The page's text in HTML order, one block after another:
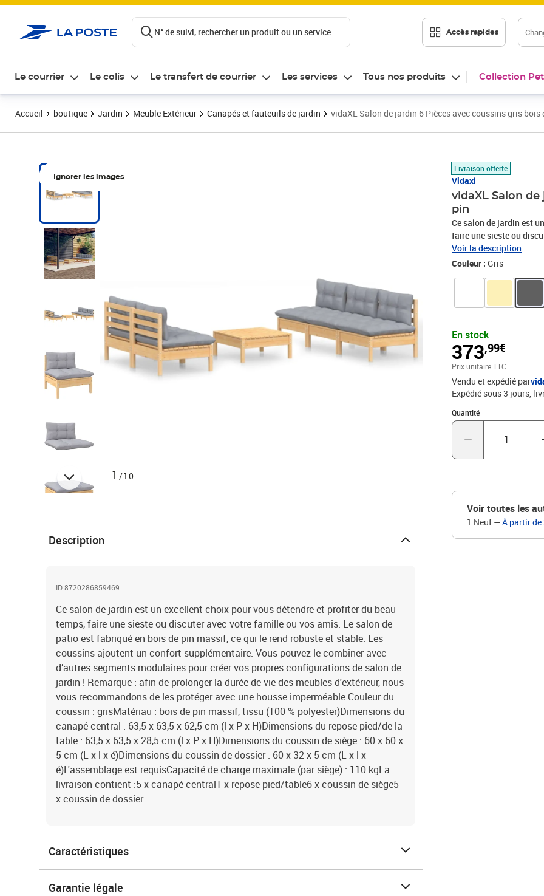
N° de suivi, rechercher un produit ou un service .... Accès rapides
Le courrier Le colis Le transfert de courrier Les services Tous nos produits Collection
Accueil boutique Jardin Meuble Extérieur Canapés et fauteuils de jardin vidaXL Salon de jardin 6 Pièces avec coussins gris bois
Ignorer les images
1 /10
Livraison offerte
Vidaxl
vidaXL Salon
pin
Ce salon de jardin est
faire une sieste ou
fabriqué en bois de pin
un confort
pin massif, tissu (100
H)Dimensions du
dossier : 60 x 32 x 5 cm
(par siège) : 110 kgLa
coussin de siège5 x
Voir la description
Couleur :Gris
En stock
373,99€
Prix 373,99€
Prix unitaire TTC
Vendu et expédié par
Expédié sous 3 jours
Quantité
Quantité : 1
Voir toutes les
1 Neuf —À partir de
Description
ID 8720286859469
Ce salon de jardin est un excellent choix pour vous détendre et profiter du beau
temps, faire une sieste ou discuter avec votre famille ou vos amis. Le salon de
patio est fabriqué en bois de pin massif, ce qui le rend robuste et stable. Les
coussins ajoutent un confort supplémentaire. Vous pouvez le combiner avec
d’autres segments modulaires pour créer vos propres configurations de salon de
jardin ! Remarque : afin de prolonger la durée de vie des meubles d'extérieur, nous
vous recommandons de les protéger avec une housse imperméable.Couleur du
coussin : grisMatériau : bois de pin massif, tissu (100 % polyester)Dimensions du
canapé central : 63,5 x 63,5 x 62,5 cm (l x P x H)Dimensions du repose-pied/de la
table : 63,5 x 63,5 x 28,5 cm (l x P x H)Dimensions du coussin de siège : 60 x 60 x
5 cm (L x l x é)Dimensions du coussin de dossier : 60 x 32 x 5 cm (L x l x
é)L'assemblage est requisCapacité de charge maximale (par siège) : 110 kgLa
livraison contient :5 x canapé central1 x repose-pied/table6 x coussin de siège5
x coussin de dossier
Caractéristiques
Garantie légale